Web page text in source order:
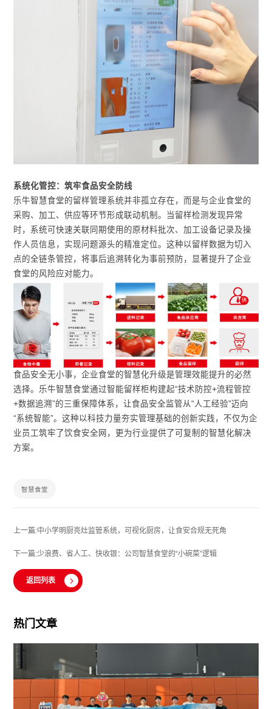
系统化管控：筑牢食品安全防线
乐牛智慧食堂的留样管理系统并非孤立存在，而是与企业食堂的
采购、加工、供应等环节形成联动机制。当留样检测发现异常
时，系统可快速关联同期使用的原材料批次、加工设备记录及操
作人员信息，实现问题源头的精准定位。这种以留样数据为切入
点的全链条管控，将事后追溯转化为事前预防，显著提升了企业
食堂的风险应对能力。
食品安全无小事，企业食堂的智慧化升级是管理效能提升的必然
选择。乐牛智慧食堂通过智能留样柜构建起“技术防控+流程管控
+数据追溯”的三重保障体系，让食品安全监管从“人工经验”迈向
“系统智能”。这种以科技力量夯实管理基础的创新实践，不仅为企
业员工筑牢了饮食安全网，更为行业提供了可复制的智慧化解决
方案。
智慧食堂
上一篇:中小学明厨亮灶监管系统，可视化厨房，让食安合规无死角
下一篇:少浪费、省人工、快收银：公司智慧食堂的“小碗菜”逻辑
返回列表
热门文章